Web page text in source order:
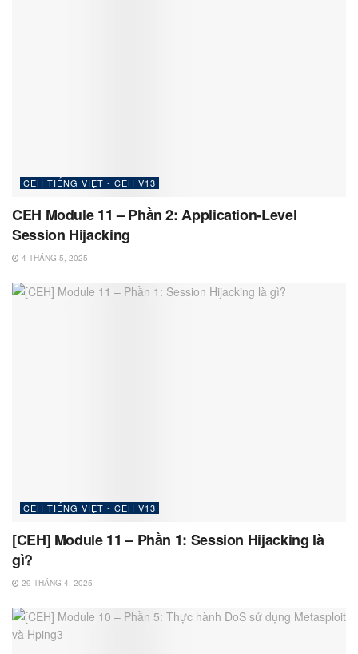
CEH TIẾNG VIỆT - CEH V13
CEH Module 11 – Phần 2: Application-Level
Session Hijacking
4 THÁNG 5, 2025
CEH TIẾNG VIỆT - CEH V13
[CEH] Module 11 – Phần 1: Session Hijacking là
gì?
29 THÁNG 4, 2025